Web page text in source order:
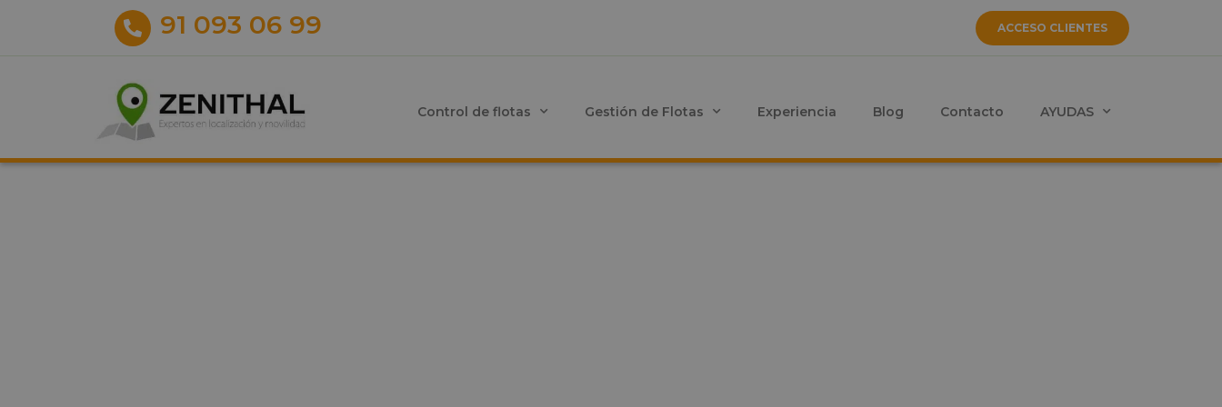
91 093 06 99 ACCESO CLIENTES
Control de flotas Gestión de Flotas Experiencia Blog Contacto AYUDAS